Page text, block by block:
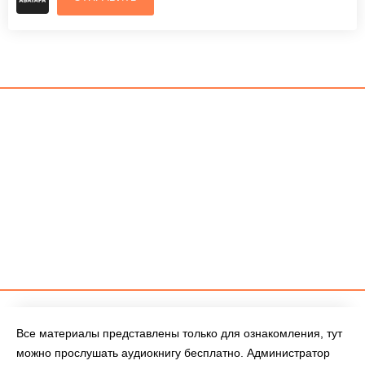
Все материалы представлены только для ознакомления, тут
можно прослушать аудиокнигу бесплатно. Администратор